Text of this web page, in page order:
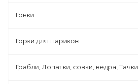
Гонки
Горки для шариков
Грабли, Лопатки, совки, ведра, Тачки